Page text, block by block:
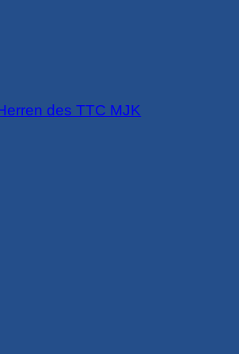
des TTC MJK